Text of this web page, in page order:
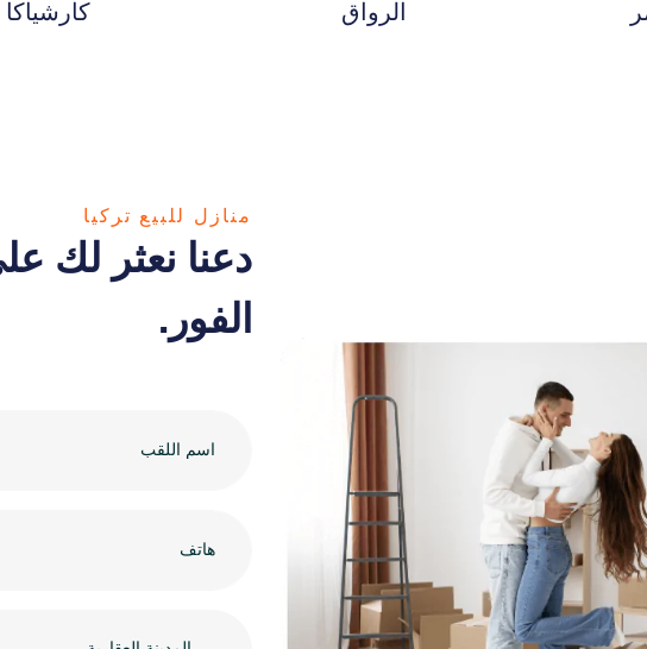
كارشياكا وتشيجلي ألاتشاتي
منازل للبيع تركيا
دعنا نعثر لك
الفور.